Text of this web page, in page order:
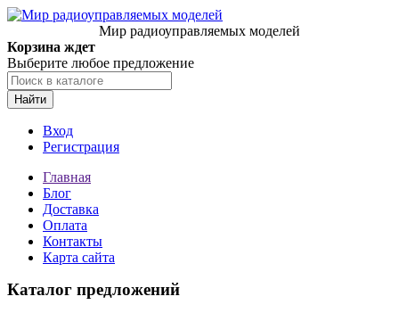
Мир радиоуправляемых моделей
Корзина ждет
Выберите любое предложение
Найти
Вход
Регистрация
Главная
Блог
Доставка
Оплата
Контакты
Карта сайта
Каталог предложений